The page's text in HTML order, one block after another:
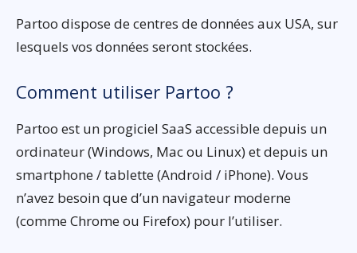
Partoo dispose de centres de données aux USA, sur
lesquels vos données seront stockées.
Comment utiliser Partoo ?
Partoo est un progiciel SaaS accessible depuis un
ordinateur (Windows, Mac ou Linux) et depuis un
smartphone / tablette (Android / iPhone). Vous
n’avez besoin que d’un navigateur moderne
(comme Chrome ou Firefox) pour l’utiliser.